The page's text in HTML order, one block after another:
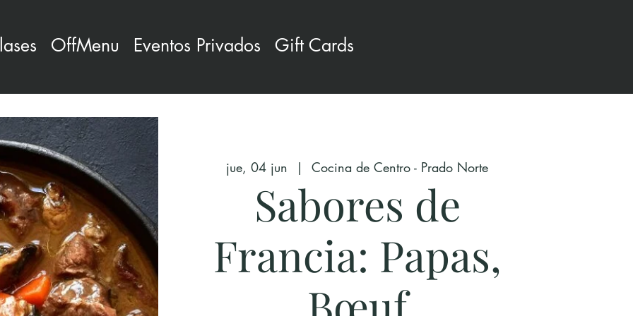
OffMenu Eventos Privados Gift Cards
jue, 04 jun
  |
Cocina de Centro - Prado Norte
Sabores de
Francia: Papas,